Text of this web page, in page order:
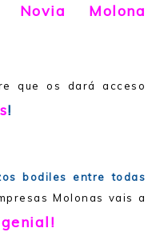
Novia Molona
que os dará acceso
!
bodiles entre todas
Molonas vais a